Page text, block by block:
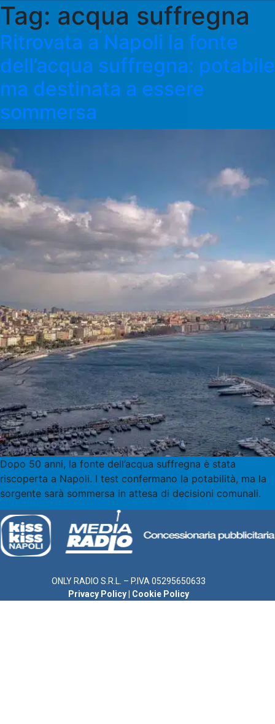
Tag: acqua suffregna
Ritrovata a Napoli la fonte
dell’acqua suffregna: potabile
ma destinata a essere
sommersa
Dopo 50 anni, la fonte dell’acqua suffregna è stata
riscoperta a Napoli. I test confermano la potabilità, ma la
sorgente sarà sommersa in attesa di decisioni comunali.
ONLY RADIO S.R.L. – P.IVA 05295650633
Privacy Policy
Cookie Policy